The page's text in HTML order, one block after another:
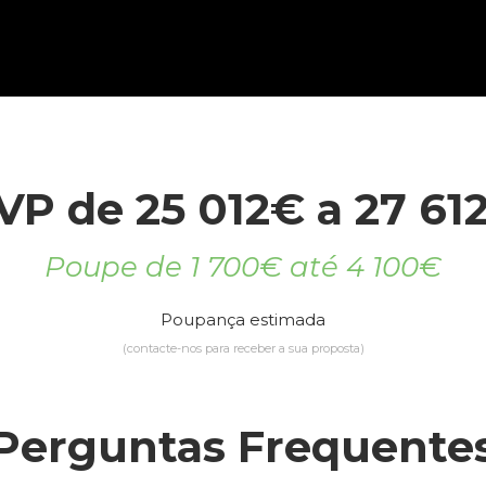
de 25 012€ a 27
Poupe de 1 700€ até 4 100€
Poupança estimada
(contacte-nos para receber a sua proposta)